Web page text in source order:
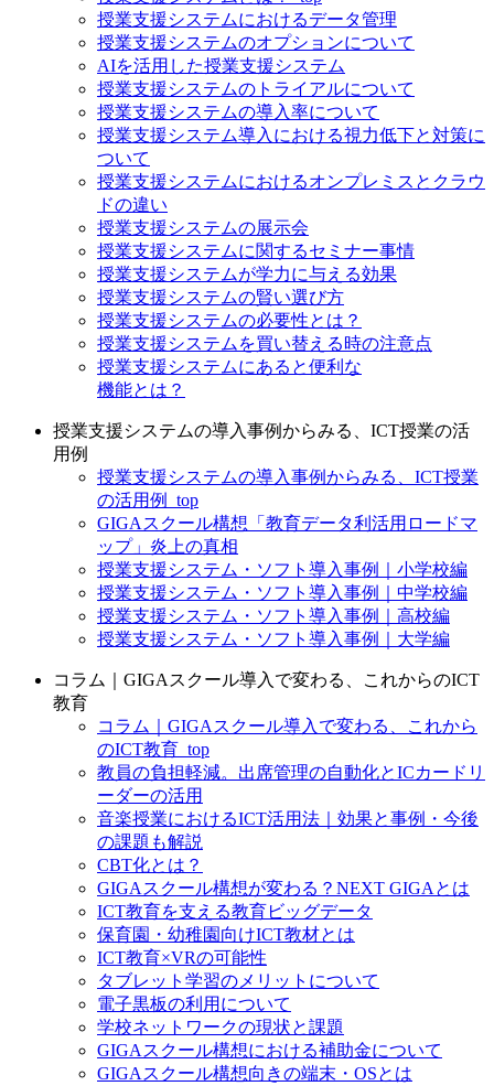
授業支援システムにおけるデータ管理
授業支援システムのオプションについて
AIを活用した授業支援システム
授業支援システムのトライアルについて
授業支援システムの導入率について
授業支援システム導入における視力低下と対策に
ついて
授業支援システムにおけるオンプレミスとクラウ
ドの違い
授業支援システムの展示会
授業支援システムに関するセミナー事情
授業支援システムが学力に与える効果
授業支援システムの賢い選び方
授業支援システムの必要性とは？
授業支援システムを買い替える時の注意点
授業支援システムにあると便利な
機能とは？
授業支援システムの導入事例からみる、ICT授業の活
用例
授業支援システムの導入事例からみる、ICT授業
の活用例_top
GIGAスクール構想「教育データ利活用ロードマ
ップ」炎上の真相
授業支援システム・ソフト導入事例｜小学校編
授業支援システム・ソフト導入事例｜中学校編
授業支援システム・ソフト導入事例｜高校編
授業支援システム・ソフト導入事例｜大学編
コラム｜GIGAスクール導入で変わる、これからのICT
教育
コラム｜GIGAスクール導入で変わる、これから
のICT教育_top
教員の負担軽減。出席管理の自動化とICカードリ
ーダーの活用
音楽授業におけるICT活用法｜効果と事例・今後
の課題も解説
CBT化とは？
GIGAスクール構想が変わる？NEXT GIGAとは
ICT教育を支える教育ビッグデータ
保育園・幼稚園向けICT教材とは
ICT教育×VRの可能性
タブレット学習のメリットについて
電子黒板の利用について
学校ネットワークの現状と課題
GIGAスクール構想における補助金について
GIGAスクール構想向きの端末・OSとは